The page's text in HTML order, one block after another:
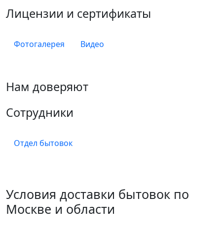
Лицензии и сертификаты
Фотогалерея Видео
Нам доверяют
Сотрудники
Отдел бытовок
Условия доставки бытовок по
Москве и области